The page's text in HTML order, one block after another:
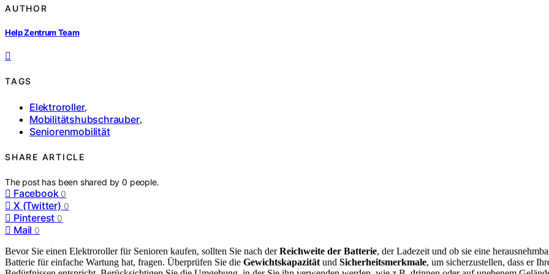
AUTHOR
Help Zentrum Team
TAGS
Elektroroller,
Mobilitätshubschrauber,
Seniorenmobilität
SHARE ARTICLE
The post has been shared by0 people.
Facebook 0
X (Twitter) 0
Pinterest 0
Mail 0
Bevor Sie einen Elektroroller für Senioren kaufen, sollten Sie nach derReichweite der Batterie, der Ladezeit und ob sie eine
Batterie für einfache Wartung hat, fragen. Überprüfen Sie die Gewichtskapazität und Sicherheitsmerkmale, um sicherzustellen, dass er